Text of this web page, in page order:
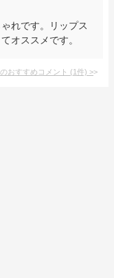
れです。リップス
オススメです。
おすすめコメント (1件) >